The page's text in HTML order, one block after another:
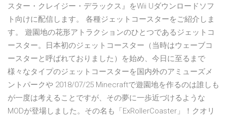
スター・クレイジー・デラックス』をWii Uダウンロードソフ
ト向けに配信します。 各種ジェットコースターをご紹介しま
す。 遊園地の花形アトラクションのひとつであるジェットコ
ースター。日本初のジェットコースター（当時はウェーブコ
ースターと呼ばれておりました）を始め、今日に至るまで
様々なタイプのジェットコースターを国内外のアミューズメ
ントパークや 2018/07/25 Minecraftで遊園地を作るのは誰しも
が一度は考えることですが、その夢に一歩近づけるような
MODが登場しました。その名も「ExRollerCoaster」！クオリ